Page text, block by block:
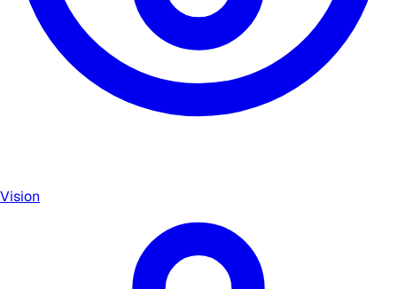
Vision